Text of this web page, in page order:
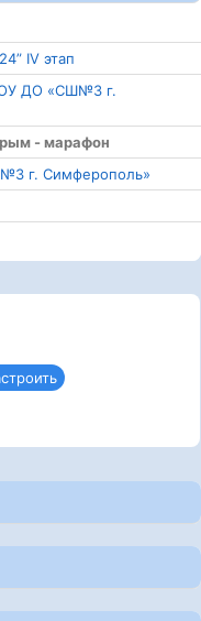
IV этап
ДО «СШ№3 г.
- марафон
г. Симферополь»